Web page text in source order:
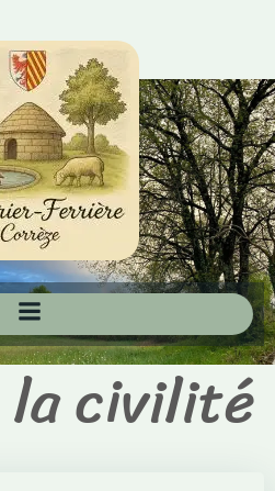
au
contenu
la civilité